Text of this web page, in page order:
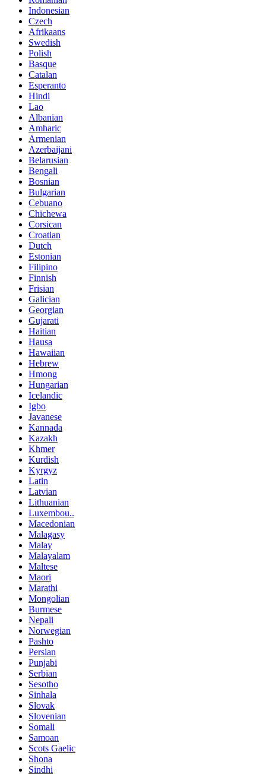
Indonesian
Czech
Afrikaans
Swedish
Polish
Basque
Catalan
Esperanto
Hindi
Lao
Albanian
Amharic
Armenian
Azerbaijani
Belarusian
Bengali
Bosnian
Bulgarian
Cebuano
Chichewa
Corsican
Croatian
Dutch
Estonian
Filipino
Finnish
Frisian
Galician
Georgian
Gujarati
Haitian
Hausa
Hawaiian
Hebrew
Hmong
Hungarian
Icelandic
Igbo
Javanese
Kannada
Kazakh
Khmer
Kurdish
Kyrgyz
Latin
Latvian
Lithuanian
Luxembou..
Macedonian
Malagasy
Malay
Malayalam
Maltese
Maori
Marathi
Mongolian
Burmese
Nepali
Norwegian
Pashto
Persian
Punjabi
Serbian
Sesotho
Sinhala
Slovak
Slovenian
Somali
Samoan
Scots Gaelic
Shona
Sindhi